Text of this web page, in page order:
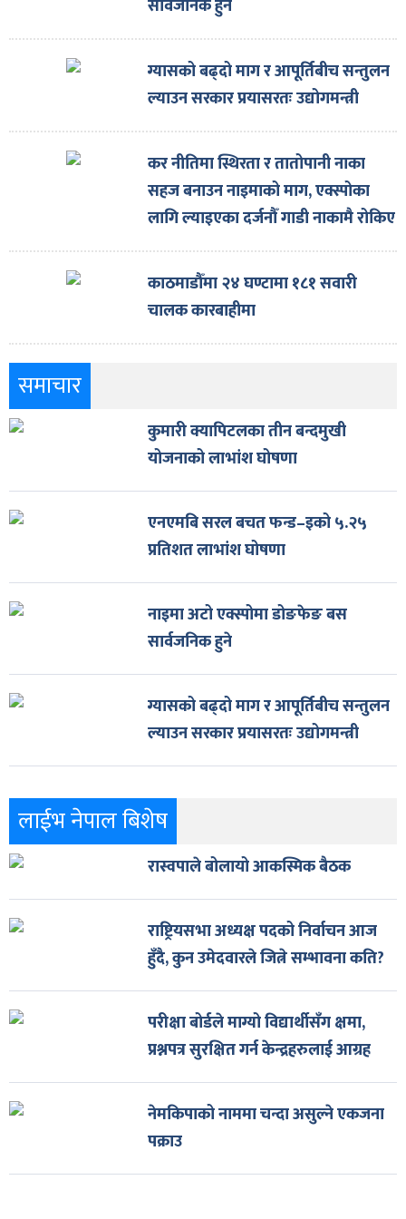
सार्वजनिक हुने
ग्यासको बढ्दो माग र आपूर्तिबीच सन्तुलन
ल्याउन सरकार प्रयासरतः उद्योगमन्त्री
कर नीतिमा स्थिरता र तातोपानी नाका
सहज बनाउन नाइमाको माग, एक्स्पोका
लागि ल्याइएका दर्जनौँ गाडी नाकामै रोकिए
काठमाडौँमा २४ घण्टामा १८१ सवारी
चालक कारबाहीमा
समाचार
कुमारी क्यापिटलका तीन बन्दमुखी
योजनाको लाभांश घोषणा
एनएमबि सरल बचत फन्ड–इको ५.२५
प्रतिशत लाभांश घोषणा
नाइमा अटो एक्स्पोमा डोङफेङ बस
सार्वजनिक हुने
ग्यासको बढ्दो माग र आपूर्तिबीच सन्तुलन
ल्याउन सरकार प्रयासरतः उद्योगमन्त्री
लाईभ नेपाल बिशेष
रास्वपाले बोलायो आकस्मिक बैठक
राष्ट्रियसभा अध्यक्ष पदको निर्वाचन आज
हुँदै, कुन उमेदवारले जित्ने सम्भावना कति?
परीक्षा बोर्डले माग्यो विद्यार्थीसँग क्षमा,
प्रश्नपत्र सुरक्षित गर्न केन्द्रहरुलाई आग्रह
नेमकिपाको नाममा चन्दा असुल्ने एकजना
पक्राउ